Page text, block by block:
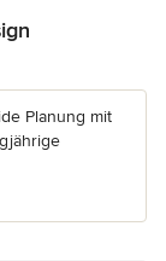
Planung mit